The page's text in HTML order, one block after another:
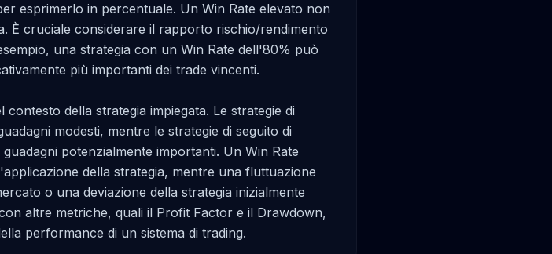
esprimerlo in percentuale. Un Win Rate elevato non
È cruciale considerare il rapporto rischio/rendimento
una strategia con un Win Rate dell'80% può
più importanti dei trade vincenti.
della strategia impiegata. Le strategie di
modesti, mentre le strategie di seguito di
potenzialmente importanti. Un Win Rate
della strategia, mentre una fluttuazione
o una deviazione della strategia inizialmente
altre metriche, quali il Profit Factor e il Drawdown,
performance di un sistema di trading.